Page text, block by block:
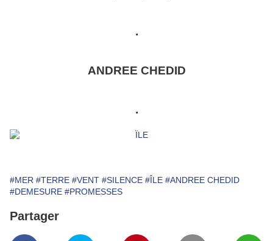
.
ANDREE CHEDID
.
#MER #TERRE #VENT #SILENCE #ÎLE #ANDREE CHEDID
#DEMESURE #PROMESSES
Partager